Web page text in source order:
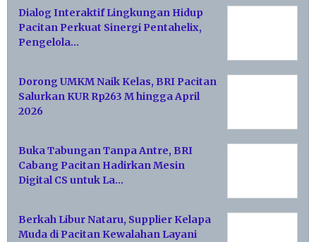
Dialog Interaktif Lingkungan Hidup
Pacitan Perkuat Sinergi Pentahelix,
Pengelola…
Dorong UMKM Naik Kelas, BRI Pacitan
Salurkan KUR Rp263 M hingga April
2026
Buka Tabungan Tanpa Antre, BRI
Cabang Pacitan Hadirkan Mesin
Digital CS untuk La…
Berkah Libur Nataru, Supplier Kelapa
Muda di Pacitan Kewalahan Layani